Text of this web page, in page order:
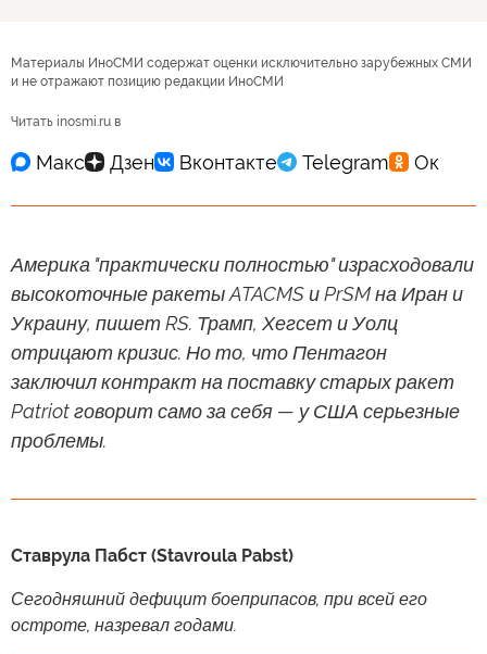
Материалы ИноСМИ содержат оценки исключительно зарубежных СМИ
и не отражают позицию редакции ИноСМИ
Читать inosmi.ru в
Америка "практически полностью" израсходовали
высокоточные ракеты ATACMS и PrSM на Иран и
Украину, пишет RS. Трамп, Хегсет и Уолц
отрицают кризис. Но то, что Пентагон
заключил контракт на поставку старых ракет
Patriot говорит само за себя — у США серьезные
проблемы.
Ставрула Пабст (Stavroula Pabst)
Сегодняшний дефицит боеприпасов, при всей его
остроте, назревал годами.